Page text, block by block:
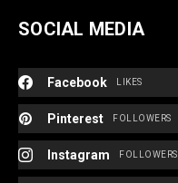
SOCIAL MEDIA
Facebook LIKES
Pinterest FOLLOWERS
Instagram FOLLOWERS